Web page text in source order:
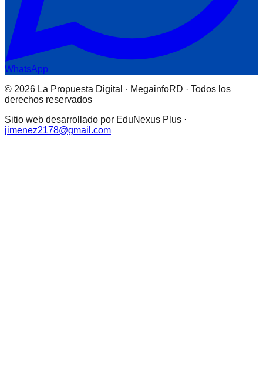
WhatsApp
© 2026 La Propuesta Digital · MegainfoRD · Todos los
derechos reservados
Sitio web desarrollado por EduNexus Plus ·
jimenez2178@gmail.com